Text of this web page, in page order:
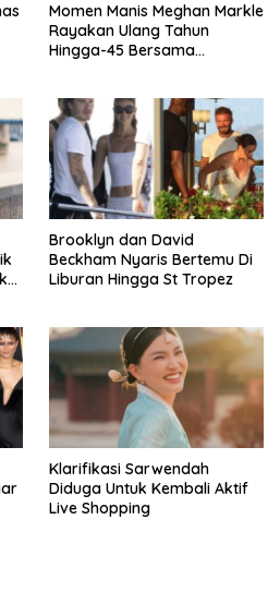
Momen Manis Meghan Markle
Rayakan Ulang Tahun
Hingga-45 Bersama
Brooklyn dan David
Beckham Nyaris Bertemu Di
Liburan Hingga St Tropez
Klarifikasi Sarwendah
Diduga Untuk Kembali Aktif
Live Shopping